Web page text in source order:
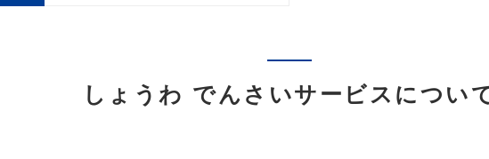
しょうわ でんさいサービスについ